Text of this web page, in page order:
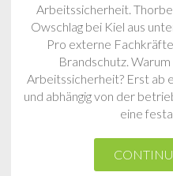
Arbeitssicherheit.
Owschlag bei Kiel aus
Pro externe
Brandschutz.
Arbeitssicherheit? Erst ab
und abhängig von der
eine